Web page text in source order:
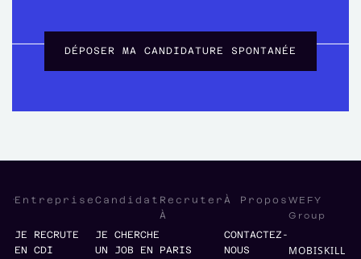
DÉPOSER MA CANDIDATURE SPONTANÉE
Entreprise
JE RECRUTE
EN CDI
Candidat
JE CHERCHE
UN JOB EN
Recruter
À
PARIS
À Propos
CONTACTEZ-
NOUS
WEFY
Group
MOBISKILL